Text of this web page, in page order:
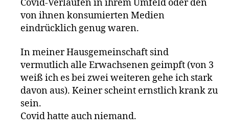
Covid-Verläufen in ihrem Umfeld oder den
von ihnen konsumierten Medien
eindrücklich genug waren.
In meiner Hausgemeinschaft sind
vermutlich alle Erwachsenen geimpft (von 3
weiß ich es bei zwei weiteren gehe ich stark
davon aus). Keiner scheint ernstlich krank zu
sein.
Covid hatte auch niemand.